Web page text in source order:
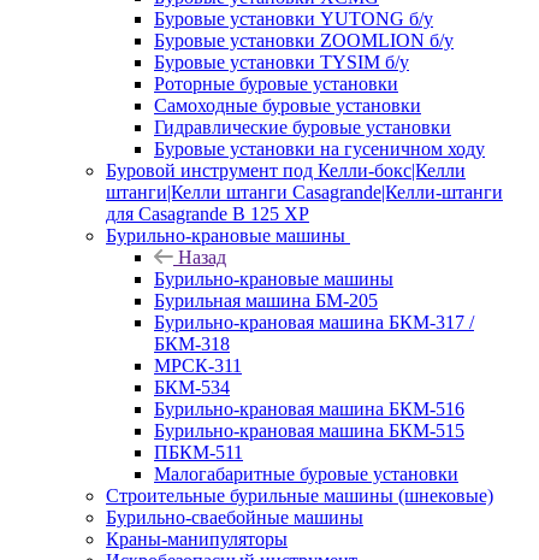
Буровые установки YUTONG б/у
Буровые установки ZOOMLION б/у
Буровые установки TYSIM б/у
Роторные буровые установки
Самоходные буровые установки
Гидравлические буровые установки
Буровые установки на гусеничном ходу
Буровой инструмент под Келли-бокс|Келли
штанги|Келли штанги Casagrande|Келли-штанги
для Casagrande B 125 XP
Бурильно-крановые машины
Назад
Бурильно-крановые машины
Бурильная машина БМ-205
Бурильно-крановая машина БКМ-317 /
БКМ-318
МРСК-311
БКМ-534
Бурильно-крановая машина БКМ-516
Бурильно-крановая машина БКМ-515
ПБКМ-511
Малогабаритные буровые установки
Строительные бурильные машины (шнековые)
Бурильно-сваебойные машины
Краны-манипуляторы